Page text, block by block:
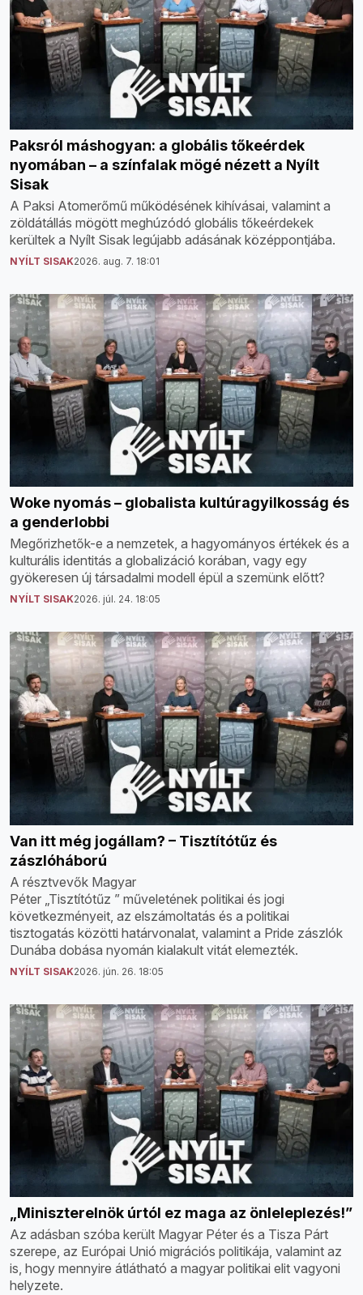
Paksról máshogyan: a globális tőkeérdek
nyomában – a színfalak mögé nézett a Nyílt
Sisak
A Paksi Atomerőmű működésének kihívásai, valamint a
zöldátállás mögött meghúzódó globális tőkeérdekek
kerültek a Nyílt Sisak legújabb adásának középpontjába.
NYÍLT SISAK2026. aug. 7. 18:01
Woke nyomás – globalista kultúragyilkosság és
a genderlobbi
Megőrizhetők-e a nemzetek, a hagyományos értékek és a
kulturális identitás a globalizáció korában, vagy egy
gyökeresen új társadalmi modell épül a szemünk előtt?
NYÍLT SISAK2026. júl. 24. 18:05
Van itt még jogállam? – Tisztítótűz és
zászlóháború
A résztvevők Magyar
Péter „Tisztítótűz ” műveletének politikai és jogi
következményeit, az elszámoltatás és a politikai
tisztogatás közötti határvonalat, valamint a Pride zászlók
Dunába dobása nyomán kialakult vitát elemezték.
NYÍLT SISAK2026. jún. 26. 18:05
„Miniszterelnök úrtól ez maga az önleleplezés!”
Az adásban szóba került Magyar Péter és a Tisza Párt
szerepe, az Európai Unió migrációs politikája, valamint az
is, hogy mennyire átlátható a magyar politikai elit vagyoni
helyzete.